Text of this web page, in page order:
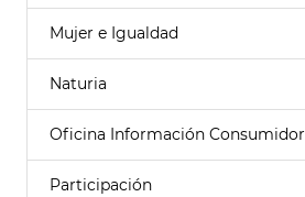
Mujer e Igualdad
Naturia
Oficina Información Consumidor
Participación